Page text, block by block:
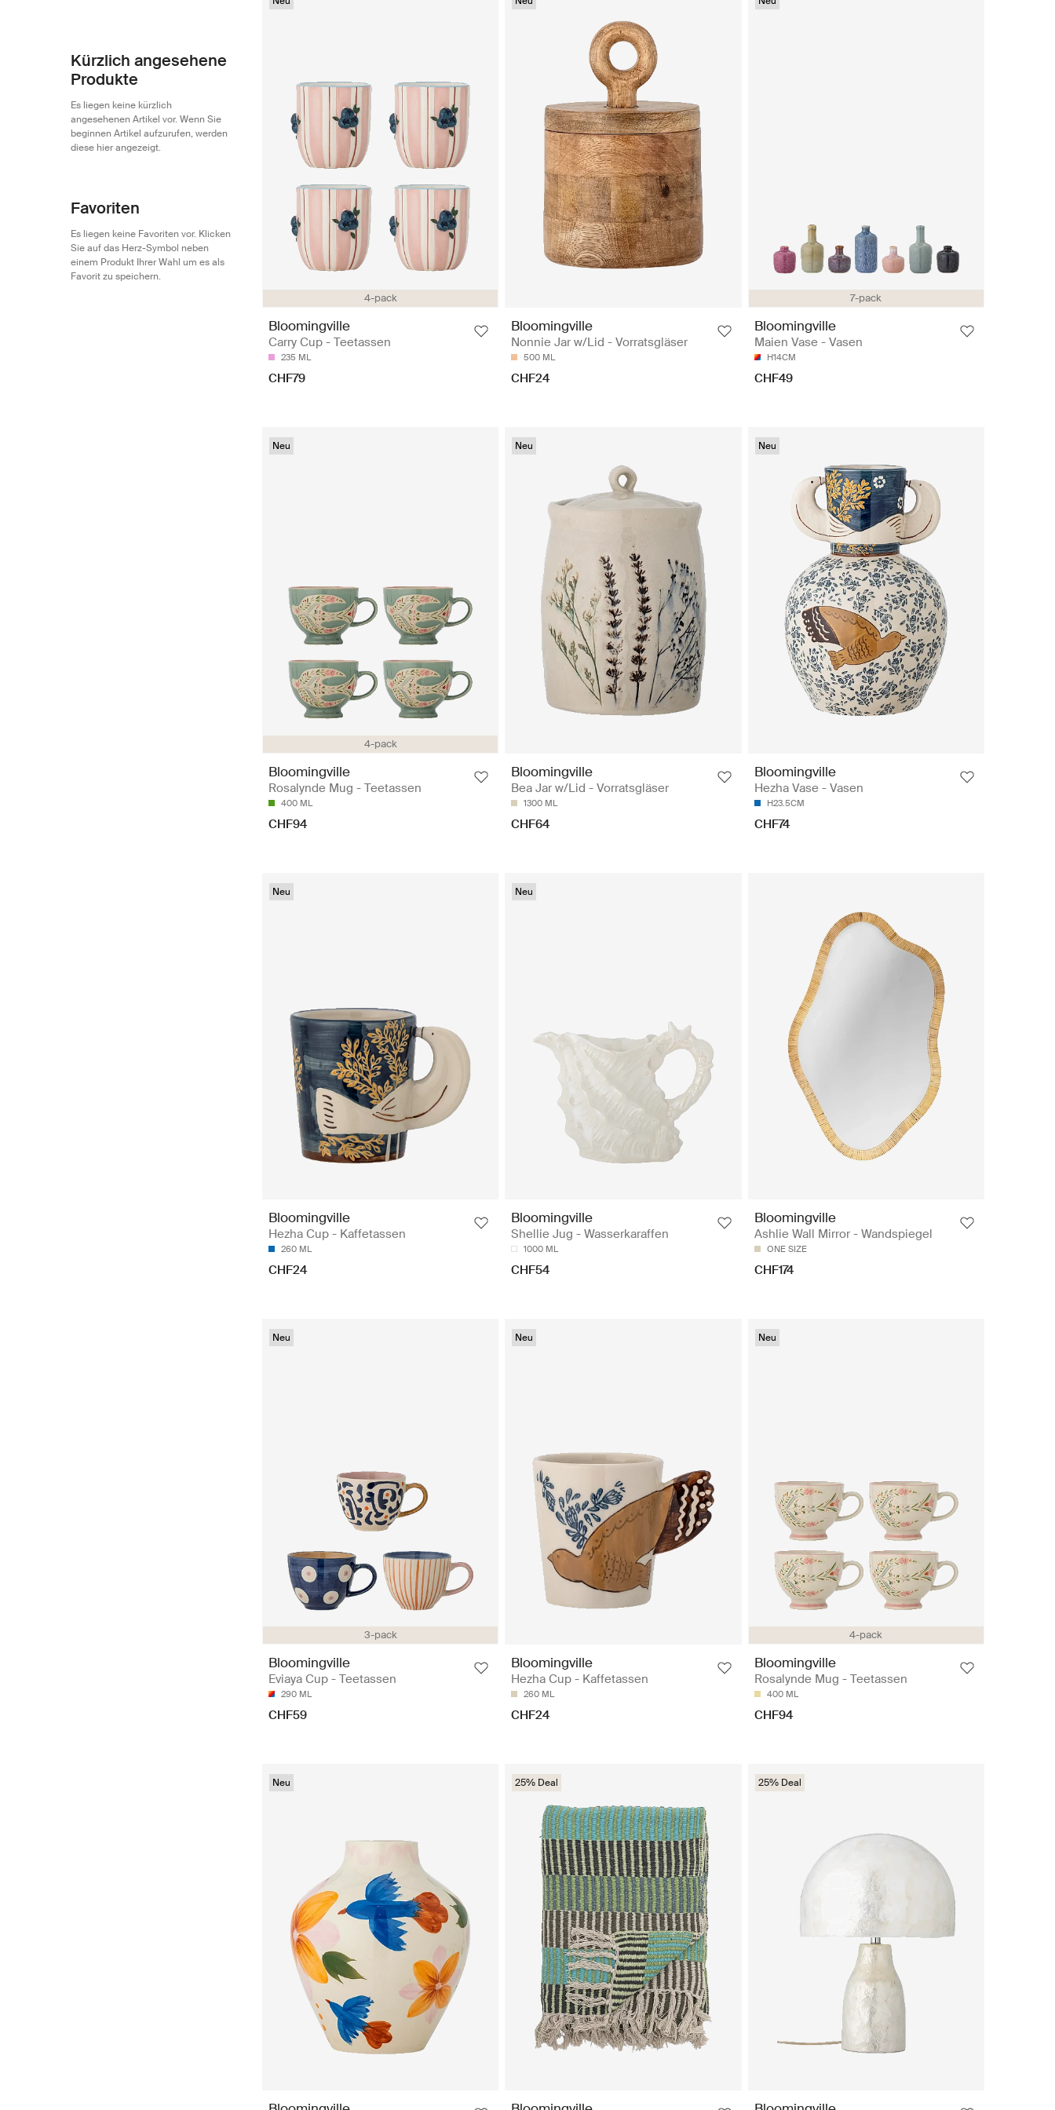
Kürzlich angesehene
Produkte
Es liegen keine kürzlich
angesehenen Artikel vor. Wenn Sie
beginnen Artikel aufzurufen, werden
diese hier angezeigt.
Favoriten
Es liegen keine Favoriten vor. Klicken
Sie auf das Herz-Symbol neben
einem Produkt Ihrer Wahl um es als
Favorit zu speichern.
4-pack
Bloomingville
Carry Cup - Teetassen
235 ML
CHF79
Bloomingville
Nonnie Jar w/Lid - Vorratsgläser
500 ML
CHF24
7-pack
Bloomingville
Maien Vase - Vasen
H14CM
CHF49
4-pack
Neu
Bloomingville
Rosalynde Mug - Teetassen
400 ML
CHF94
Neu
Bloomingville
Bea Jar w/Lid - Vorratsgläser
1300 ML
CHF64
Neu
Bloomingville
Hezha Vase - Vasen
H23.5CM
CHF74
Neu
Bloomingville
Hezha Cup - Kaffetassen
260 ML
CHF24
Neu
Bloomingville
Shellie Jug - Wasserkaraffen
1000 ML
CHF54
Bloomingville
Ashlie Wall Mirror - Wandspiegel
ONE SIZE
CHF174
3-pack
Neu
Bloomingville
Eviaya Cup - Teetassen
290 ML
CHF59
Neu
Bloomingville
Hezha Cup - Kaffetassen
260 ML
CHF24
4-pack
Neu
Bloomingville
Rosalynde Mug - Teetassen
400 ML
CHF94
Neu 25% Deal 25% Deal